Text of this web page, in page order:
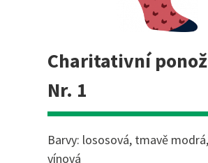
Charitativní
Nr. 1
Barvy: lososová, tmavě
vínová